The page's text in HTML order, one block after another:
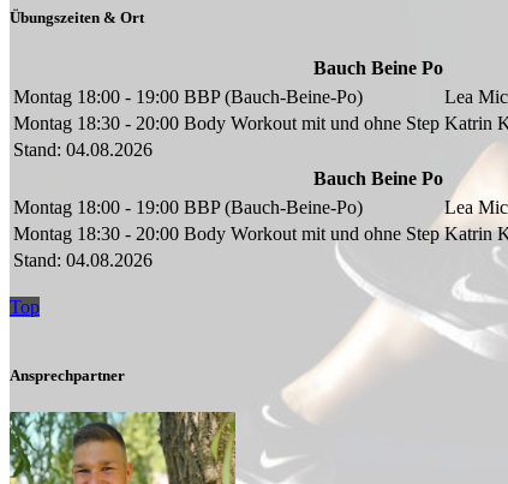
Übungszeiten & Ort
Bauch Beine Po
Montag 18:00 - 19:00 BBP (Bauch-Beine-Po) Lea
Montag 18:30 - 20:00 Body Workout mit und ohne Step Katrin
Stand: 04.08.2026
Bauch Beine Po
Montag 18:00 - 19:00 BBP (Bauch-Beine-Po) Lea
Montag 18:30 - 20:00 Body Workout mit und ohne Step Katrin
Stand: 04.08.2026
Top
Ansprechpartner